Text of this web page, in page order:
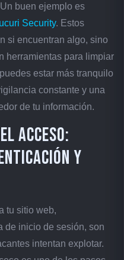
buen ejemplo es
Security. Estos
si encuentran algo, sino
herramientas para limpiar
estar más tranquilo
constante y una
de tu información.
Acceso:
y
tu sitio web,
de inicio de sesión, son
intentan explotar.